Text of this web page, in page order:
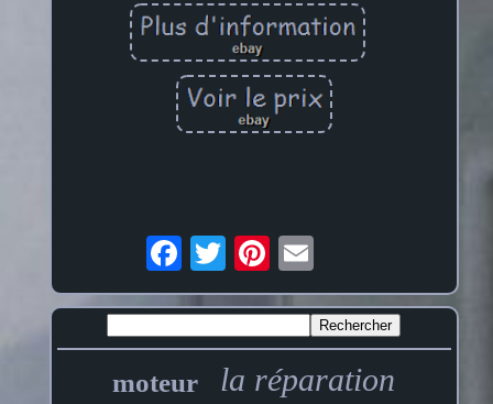
moteur la réparation